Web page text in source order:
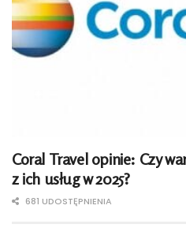
Coral Travel opinie: Czy
z ich usług w 2025?
681 UDOSTĘPNIENIA